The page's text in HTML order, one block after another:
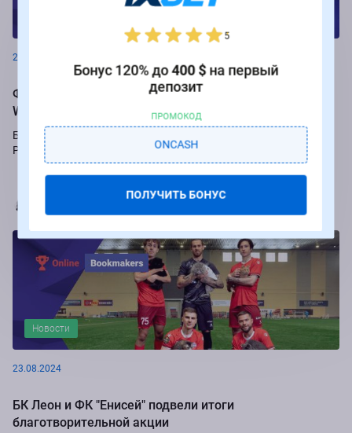
26.08.2024
Фрибеты до 250 000 рублей за ставки на РПЛ от БК
Winline
Букмекер Winline подарит бесплатные ставки за пари на игры
Российской Премьер-лиги.
Новости
23.08.2024
БК Леон и ФК "Енисей" подвели итоги
благотворительной акции
5
Бонус 120% до400 $на первый
депозит
ПРОМОКОД
ONCASH
ПОЛУЧИТЬ БОНУС